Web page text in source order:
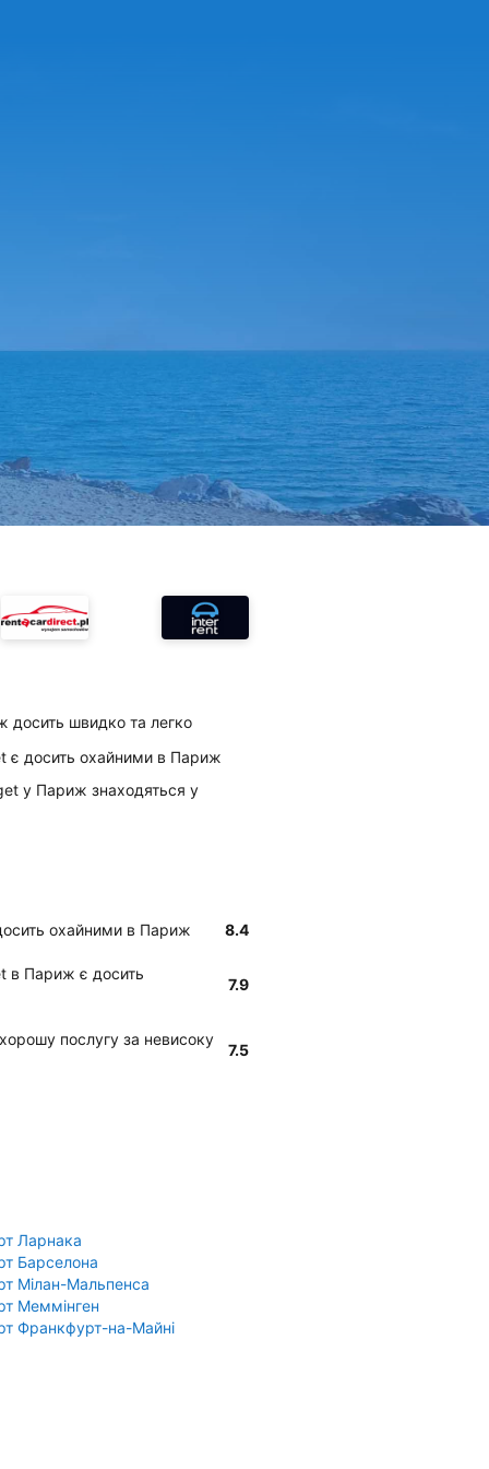
досить швидко та легко
є досить охайними в Париж
у Париж знаходяться у
охайними в Париж 8.4
в Париж є досить
7.9
хорошу послугу за невисоку
7.5
Ларнака
Барселона
Мілан-Мальпенса
Меммінген
Франкфурт-на-Майні